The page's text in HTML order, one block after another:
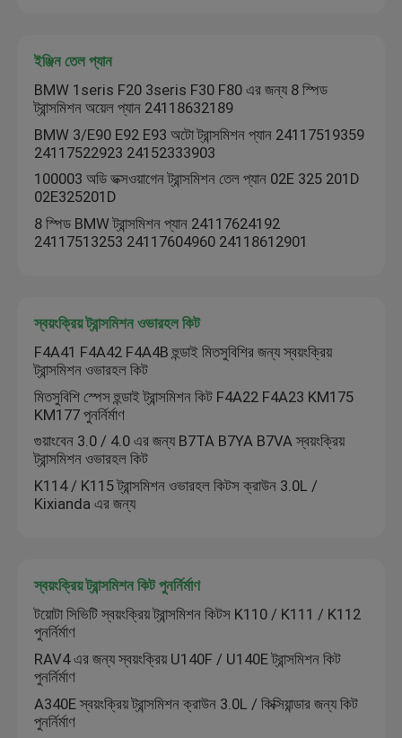
ইঞ্জিন তেল প্যান
BMW 1seris F20 3seris F30 F80 এর জন্য 8 স্পিড
ট্রান্সমিশন অয়েল প্যান 24118632189
BMW 3/E90 E92 E93 অটো ট্রান্সমিশন প্যান 24117519359
24117522923 24152333903
100003 অডি ভক্সওয়াগেন ট্রান্সমিশন তেল প্যান 02E 325 201D
02E325201D
8 স্পিড BMW ট্রান্সমিশন প্যান 24117624192
24117513253 24117604960 24118612901
স্বয়ংক্রিয় ট্রান্সমিশন ওভারহল কিট
F4A41 F4A42 F4A4B হুন্ডাই মিতসুবিশির জন্য স্বয়ংক্রিয়
ট্রান্সমিশন ওভারহল কিট
মিতসুবিশি স্পেস হুন্ডাই ট্রান্সমিশন কিট F4A22 F4A23 KM175
KM177 পুনর্নির্মাণ
গুয়াংবেন 3.0 / 4.0 এর জন্য B7TA B7YA B7VA স্বয়ংক্রিয়
ট্রান্সমিশন ওভারহল কিট
K114 / K115 ট্রান্সমিশন ওভারহল কিটস ক্রাউন 3.0L /
Kixianda এর জন্য
স্বয়ংক্রিয় ট্রান্সমিশন কিট পুনর্নির্মাণ
টয়োটা সিভিটি স্বয়ংক্রিয় ট্রান্সমিশন কিটস K110 / K111 / K112
পুনর্নির্মাণ
RAV4 এর জন্য স্বয়ংক্রিয় U140F / U140E ট্রান্সমিশন কিট
পুনর্নির্মাণ
A340E স্বয়ংক্রিয় ট্রান্সমিশন ক্রাউন 3.0L / কিক্সিয়ান্ডার জন্য কিট
পুনর্নির্মাণ